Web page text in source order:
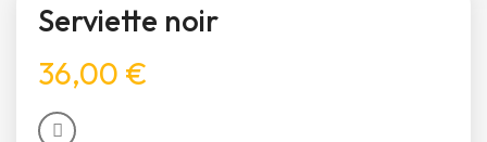
Serviette noir
36,00 €